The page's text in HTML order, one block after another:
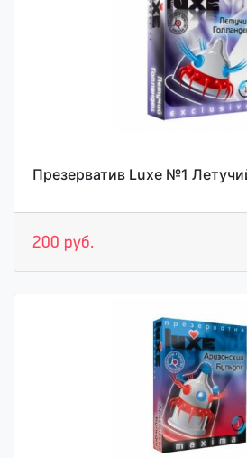
Презерватив Luxe №1
200 руб.